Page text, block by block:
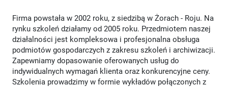
Firma powstała w 2002 roku, z siedzibą w Żorach - Roju. Na
rynku szkoleń działamy od 2005 roku. Przedmiotem naszej
działalności jest kompleksowa i profesjonalna obsługa
podmiotów gospodarczych z zakresu szkoleń i archiwizacji.
Zapewniamy dopasowanie oferowanych usług do
indywidualnych wymagań klienta oraz konkurencyjne ceny.
Szkolenia prowadzimy w formie wykładów połączonych z